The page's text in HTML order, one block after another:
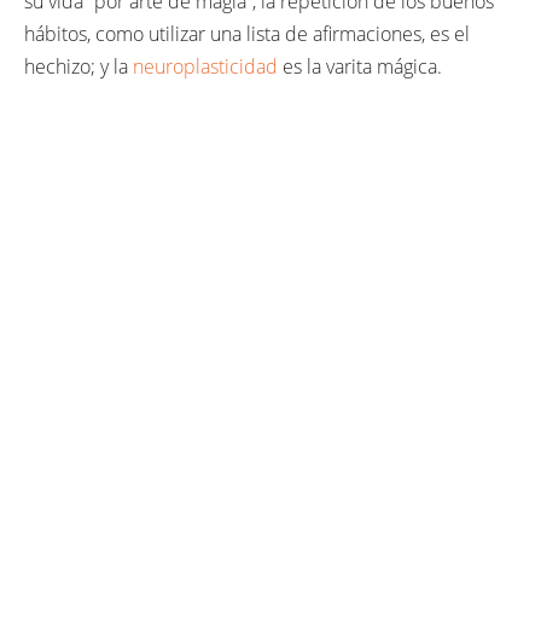
hábitos, como utilizar una lista de afirmaciones, es el
hechizo; y la neuroplasticidad es la varita mágica.